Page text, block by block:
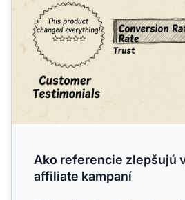
Ako referencie zlepšujú
affiliate kampaní